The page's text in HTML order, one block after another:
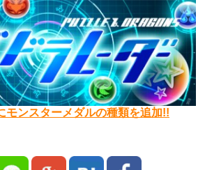
モンスターメダルの種類を追加!!